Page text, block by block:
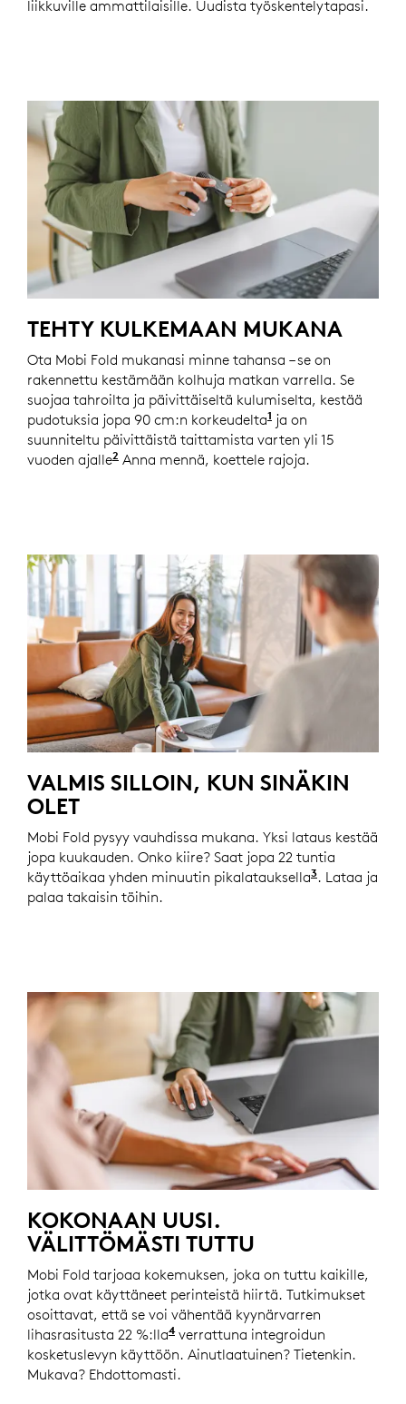
liikkuville ammattilaisille. Uudista työskentelytapasi.
TEHTY KULKEMAAN MUKANA
Ota Mobi Fold mukanasi minne tahansa – se on
rakennettu kestämään kolhuja matkan varrella. Se
suojaa tahroilta ja päivittäiseltä kulumiselta, kestää
pudotuksia jopa 90 cm:n korkeudelta1 Pudotustesti
ja on
suunniteltu päivittäistä taittamista varten yli 15
vuoden ajalle2 Perustuu keskimäärin kahdeksaan
Anna mennä, koettele rajoja.
VALMIS SILLOIN, KUN SINÄKIN
OLET
Mobi Fold pysyy vauhdissa mukana. Yksi lataus kestää
jopa kuukauden. Onko kiire? Saat jopa 22 tuntia
käyttöaikaa yhden minuutin pikalatauksella3Akun kesto
. Lataa ja
palaa takaisin töihin.
KOKONAAN UUSI.
VÄLITTÖMÄSTI TUTTU
Mobi Fold tarjoaa kokemuksen, joka on tuttu kaikille,
jotka ovat käyttäneet perinteistä hiirtä. Tutkimukset
osoittavat, että se voi vähentää kyynärvarren
lihasrasitusta 22 %:lla4Logitech ErgoLab -tutkimus
verrattuna integroidun
kosketuslevyn käyttöön. Ainutlaatuinen? Tietenkin.
Mukava? Ehdottomasti.